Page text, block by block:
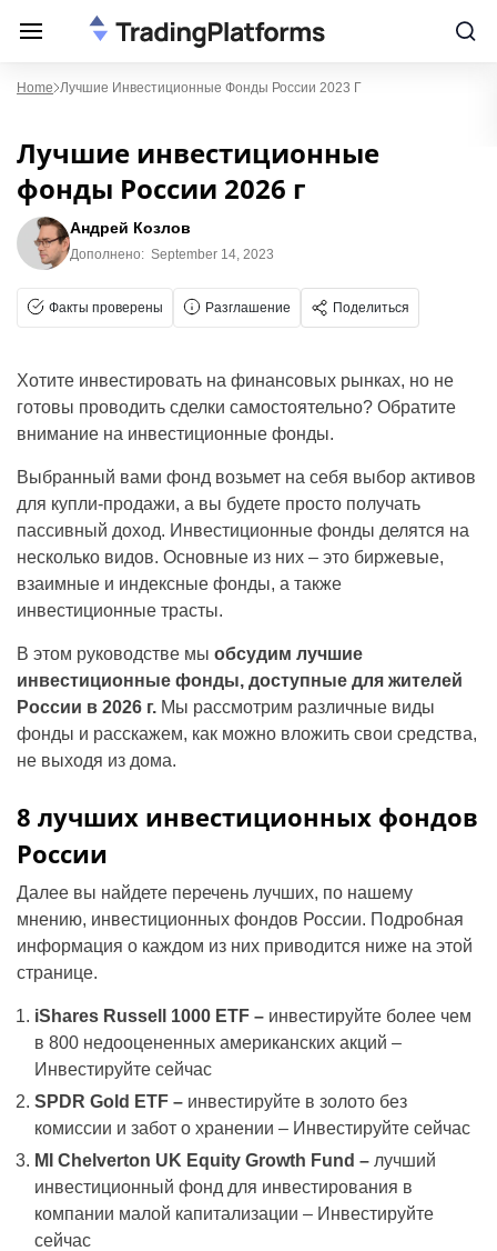
Home Лучшие Инвестиционные Фонды России 2023 Г
Лучшие инвестиционные
фонды России 2026 г
Андрей Козлов
Дополнено: September 14, 2023
Факты проверены Разглашение Поделиться
Хотите инвестировать на финансовых рынках, но не
готовы проводить сделки самостоятельно? Обратите
внимание на инвестиционные фонды.
Выбранный вами фонд возьмет на себя выбор активов
для купли-продажи, а вы будете просто получать
пассивный доход. Инвестиционные фонды делятся на
несколько видов. Основные из них – это биржевые,
взаимные и индексные фонды, а также
инвестиционные трасты.
В этом руководстве мы обсудим лучшие
инвестиционные фонды, доступные для жителей
России в 2026 г. Мы рассмотрим различные виды
фонды и расскажем, как можно вложить свои средства,
не выходя из дома.
8 лучших инвестиционных фондов
России
Далее вы найдете перечень лучших, по нашему
мнению, инвестиционных фондов России. Подробная
информация о каждом из них приводится ниже на этой
странице.
iShares Russell 1000 ETF –инвестируйте более чем
в 800 недооцененных американских акций –
Инвестируйте сейчас
SPDR Gold ETF – инвестируйте в золото без
комиссии и забот о хранении – Инвестируйте сейчас
MI Chelverton UK Equity Growth Fund –лучший
инвестиционный фонд для инвестирования в
компании малой капитализации – Инвестируйте
сейчас